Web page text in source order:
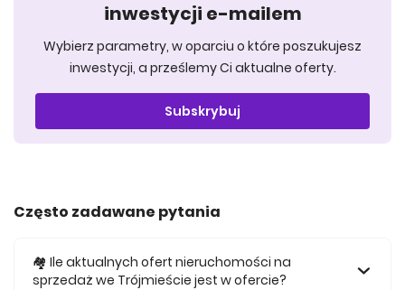
inwestycji e-mailem
Wybierz parametry, w oparciu o które poszukujesz
inwestycji, a prześlemy Ci aktualne oferty.
Subskrybuj
Często zadawane pytania
🏘️ Ile aktualnych ofert nieruchomości na
sprzedaż we Trójmieście jest w ofercie?